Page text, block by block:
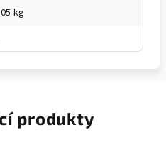
kg
produkty